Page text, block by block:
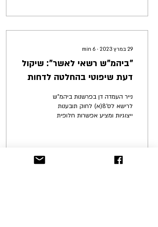
29 במרץ 2023 ∙
6
min
"ביהמ"ש רשאי לאשר": שיקול
דעת שיפוטי בהחלטה לדחות
ייצוגיות
נייר העמדה דן בפרשנות ביהמ"ש
לרישא לס'8(א) לחוק תובענות
ייצוגיות ומציע אפשרות חלופית
350